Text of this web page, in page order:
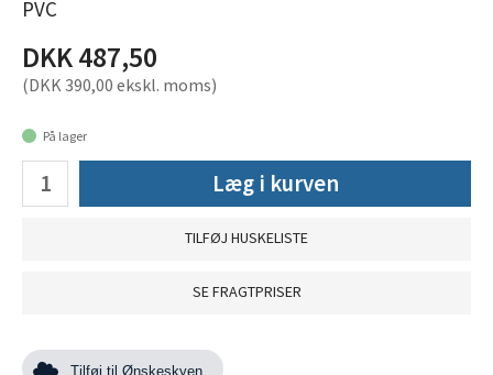
PVC
DKK 487,50
(DKK 390,00 ekskl. moms)
På lager
Læg i kurven
TILFØJ HUSKELISTE
SE FRAGTPRISER
Tilføj til Ønskeskyen